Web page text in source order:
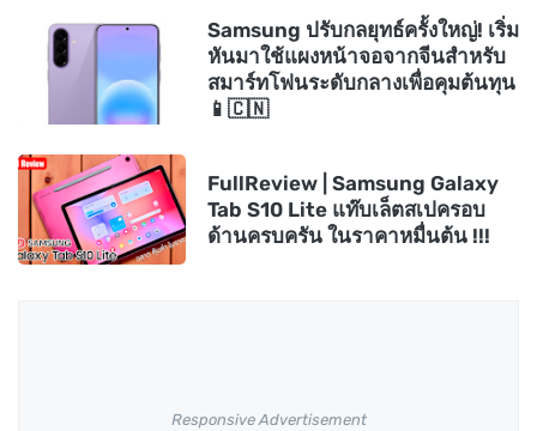
Samsung ปรับกลยุทธ์ครั้งใหญ่! เริ่ม
หันมาใช้แผงหน้าจอจากจีนสำหรับ
สมาร์ทโฟนระดับกลางเพื่อคุมต้นทุน
📱🇨🇳
FullReview | Samsung Galaxy
Tab S10 Lite แท๊บเล็ตสเปครอบ
ด้านครบครัน ในราคาหมื่นต้น !!!
Responsive Advertisement